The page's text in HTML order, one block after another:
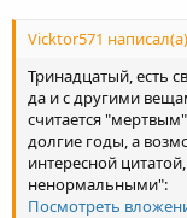
Vicktor571
Тринадцатый, есть
да и с другими
считается
долгие годы, а
интересной
ненормальными":
Посмотреть